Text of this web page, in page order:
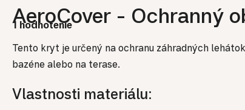
Priemerné hodnotenie produktu je 5,0 z 5 hviezdičiek.
1 hodnotenie
AeroCover - Ochranný
Tento kryt je určený na ochranu záhradných
bazéne alebo na terase.
Vlastnosti materiálu: